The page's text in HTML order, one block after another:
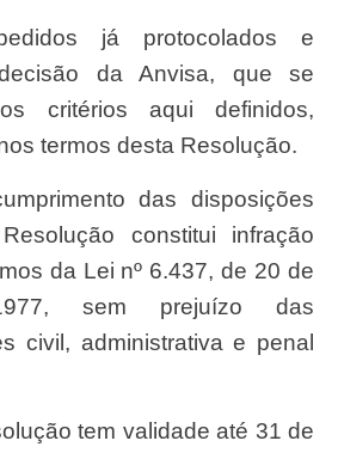
da Anvisa, que se
critérios aqui definidos,
termos desta Resolução.
constitui infração
da Lei nº 6.437, de 20 de
sem prejuízo das
civil, administrativa e penal